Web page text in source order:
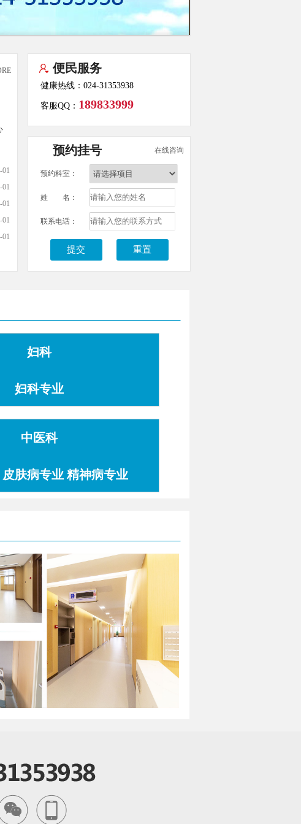
01
01
01
01
01
便民服务
健康热线：024-31353938
客服QQ： 189833999
预约挂号 在线咨询
预约科室：
姓 名：
联系电话：
妇科
妇科专业
中医科
肤病专业 精神病专业